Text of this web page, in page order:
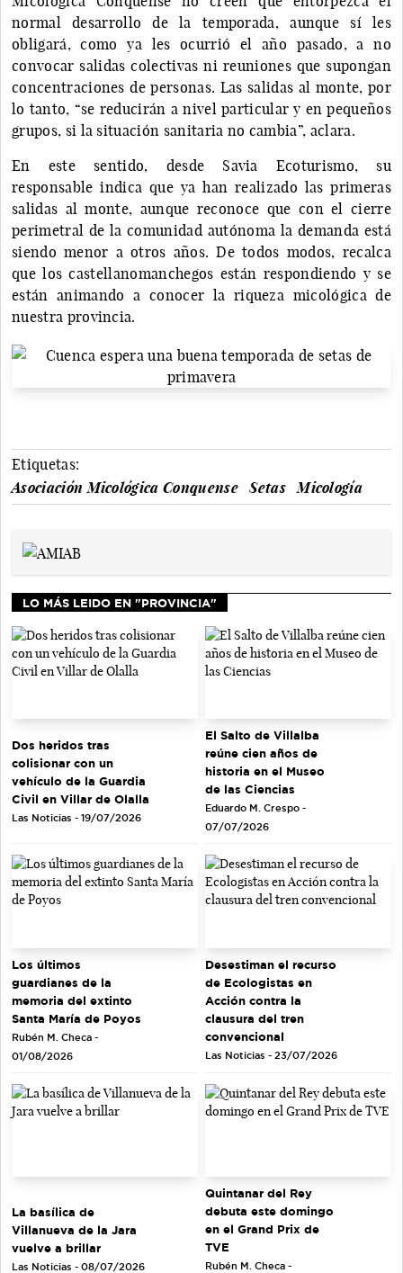
normal desarrollo de la temporada, aunque sí les
obligará, como ya les ocurrió el año pasado, a no
convocar salidas colectivas ni reuniones que supongan
concentraciones de personas. Las salidas al monte, por
lo tanto, “se reducirán a nivel particular y en pequeños
grupos, si la situación sanitaria no cambia”, aclara.
En este sentido, desde Savia Ecoturismo, su
responsable indica que ya han realizado las primeras
salidas al monte, aunque reconoce que con el cierre
perimetral de la comunidad autónoma la demanda está
siendo menor a otros años. De todos modos, recalca
que los castellanomanchegos están respondiendo y se
están animando a conocer la riqueza micológica de
nuestra provincia.
Etiquetas:
Asociación Micológica Conquense
Setas Micología
LO MÁS LEIDO EN "PROVINCIA"
Dos heridos tras
colisionar con un
vehículo de la Guardia
Civil en Villar de Olalla
Las Noticias - 19/07/2026
El Salto de Villalba
reúne cien años de
historia en el Museo
de las Ciencias
Eduardo M. Crespo -
07/07/2026
Los últimos
guardianes de la
memoria del extinto
Santa María de Poyos
Rubén M. Checa -
01/08/2026
Desestiman el recurso
de Ecologistas en
Acción contra la
clausura del tren
convencional
Las Noticias - 23/07/2026
La basílica de
Villanueva de la Jara
vuelve a brillar
Las Noticias - 08/07/2026
Quintanar del Rey
debuta este domingo
en el Grand Prix de
TVE
Rubén M. Checa -